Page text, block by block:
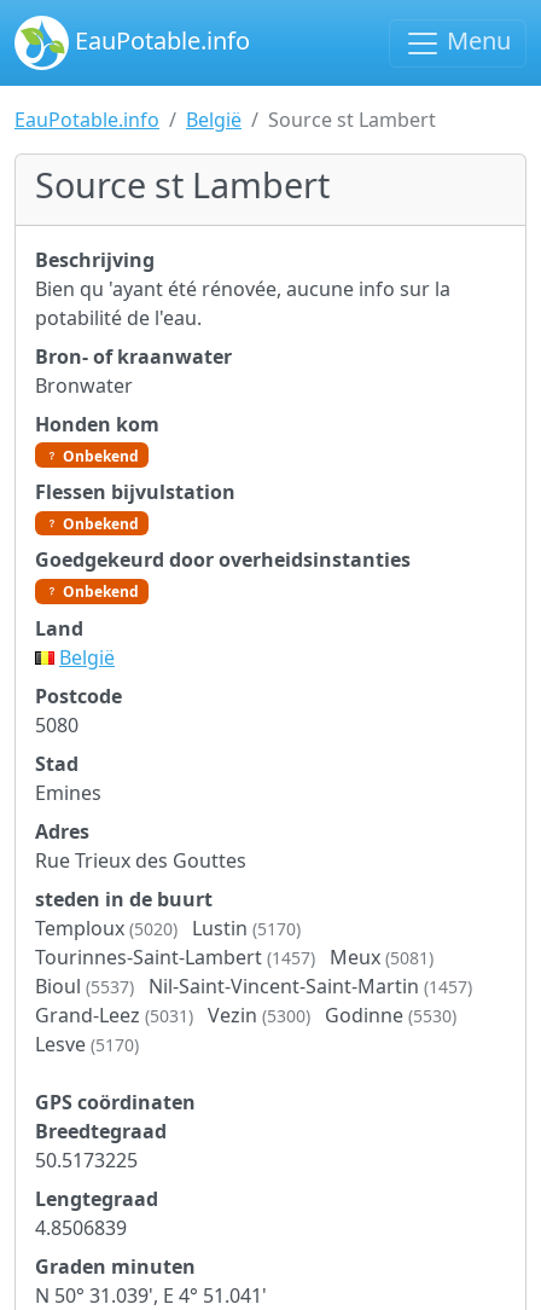
EauPotable.info Menu
EauPotable.info België Source st Lambert
Source st Lambert
Beschrijving
Bien qu 'ayant été rénovée, aucune info sur la
potabilité de l'eau.
Bron- of kraanwater
Bronwater
Honden kom
Onbekend
Flessen bijvulstation
Onbekend
Goedgekeurd door overheidsinstanties
Onbekend
Land
België
Postcode
5080
Stad
Emines
Adres
Rue Trieux des Gouttes
steden in de buurt
Temploux (5020) Lustin (5170)
Tourinnes-Saint-Lambert (1457) Meux (5081)
Bioul (5537) Nil-Saint-Vincent-Saint-Martin (1457)
Grand-Leez (5031) Vezin (5300) Godinne (5530)
Lesve (5170)
GPS coördinaten
Breedtegraad
50.5173225
Lengtegraad
4.8506839
Graden minuten
N 50° 31.039', E 4° 51.041'